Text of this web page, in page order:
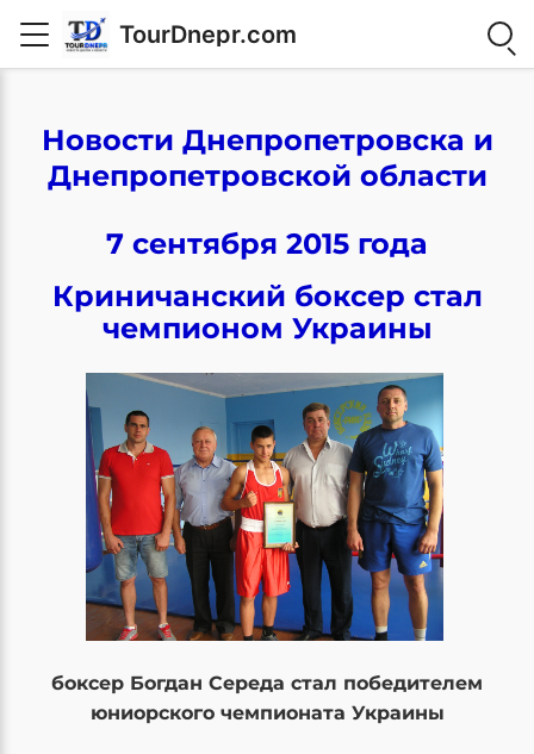
TourDnepr.com
Новости Днепропетровска и
Днепропетровской области
7 сентября 2015 года
Криничанский боксер стал
чемпионом Украины
боксер Богдан Середа стал победителем
юниорского чемпионата Украины